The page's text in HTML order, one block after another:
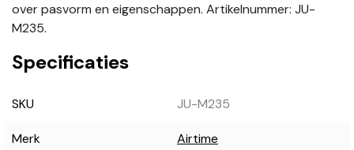
over pasvorm en eigenschappen. Artikelnummer: JU-
M235.
Specificaties
SKU JU-M235
Merk Airtime